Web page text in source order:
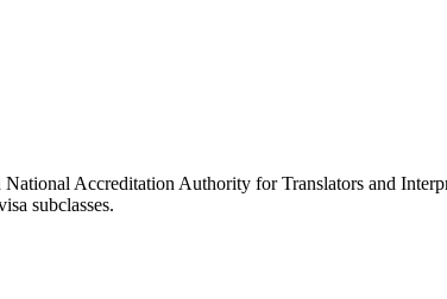
Accreditation Authority for Translators and
subclasses.